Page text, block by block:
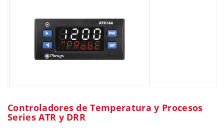
Controladores de Temperatura y Procesos
Series ATR y DRR